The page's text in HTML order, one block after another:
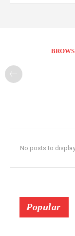
No posts to display
Popular